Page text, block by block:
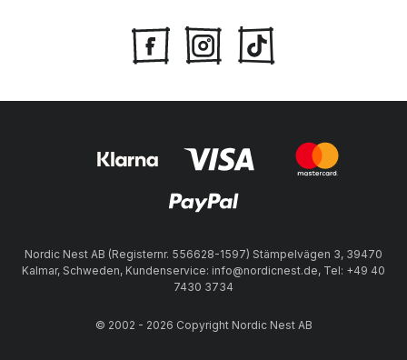
Nordic Nest AB (Registernr. 556628-1597) Stämpelvägen 3, 39470
Kalmar, Schweden, Kundenservice: info@nordicnest.de, Tel: +49 40
7430 3734
© 2002 - 2026 Copyright Nordic Nest AB